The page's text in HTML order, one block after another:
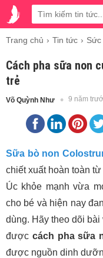
Trang chủ Tin tức Sức
Cách pha sữa non
trẻ
Võ Quỳnh Như 9 năm
Sữa bò non
chiết xuất hoàn toàn
Úc khỏe mạnh vừa
cho bé và hiện nay
dùng. Hãy theo dõi
được cách pha sữa
được nguồn dinh